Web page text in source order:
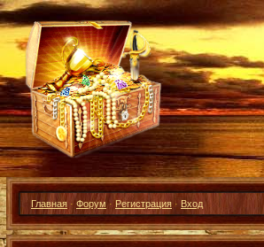
Главная · Форум · Регистрация · Вход